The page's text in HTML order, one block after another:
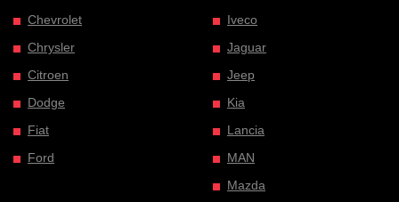
Chevrolet
Chrysler
Citroen
Dodge
Fiat
Ford
Iveco
Jaguar
Jeep
Kia
Lancia
MAN
Mazda